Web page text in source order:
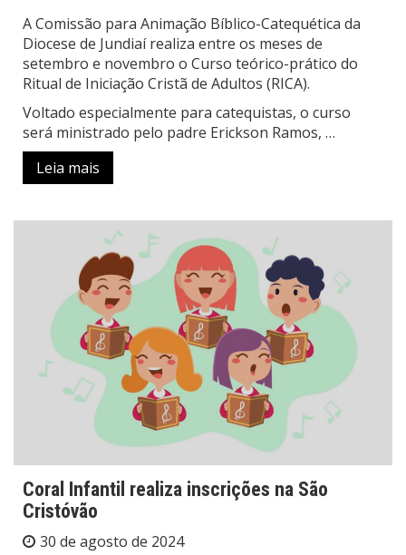
A Comissão para Animação Bíblico-Catequética da
Diocese de Jundiaí realiza entre os meses de
setembro e novembro o Curso teórico-prático do
Ritual de Iniciação Cristã de Adultos (RICA).
Voltado especialmente para catequistas, o curso
será ministrado pelo padre Erickson Ramos, …
Leia mais
Coral Infantil realiza inscrições na São
Cristóvão
30 de agosto de 2024